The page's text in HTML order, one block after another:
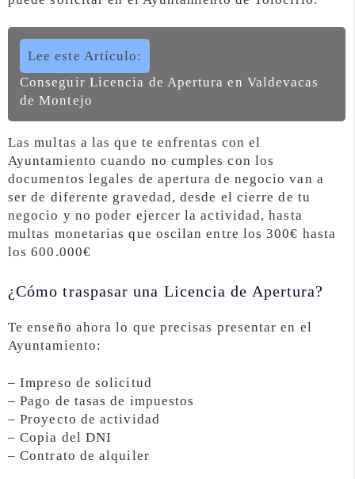
Lee este Artículo:
Conseguir Licencia de Apertura en Valdevacas
de Montejo
Las multas a las que te enfrentas con el
Ayuntamiento cuando no cumples con los
documentos legales de apertura de negocio van a
ser de diferente gravedad, desde el cierre de tu
negocio y no poder ejercer la actividad, hasta
multas monetarias que oscilan entre los 300€ hasta
los 600.000€
¿Cómo traspasar una Licencia de Apertura?
Te enseño ahora lo que precisas presentar en el
Ayuntamiento:
– Impreso de solicitud
– Pago de tasas de impuestos
– Proyecto de actividad
– Copia del DNI
– Contrato de alquiler